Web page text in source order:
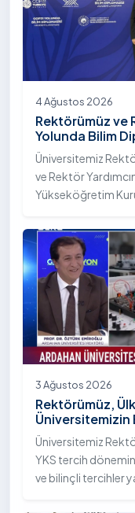
4 Ağustos 2026
Rektörümüz ve
Yolunda Bilim
Toplantısına
Üniversitemiz
ve Rektör
Yükseköğretim
Bilim Diplomasisi:
katıldı.
3 Ağustos 2026
Rektörümüz,
Üniversitemizin
Sunduğu
Üniversitemiz
YKS tercih
ve bilinçli tercihler